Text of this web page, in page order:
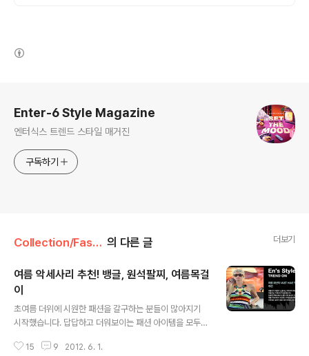
Enter-6 Style Magazine
엔터식스 트렌드 스타일 매거진
구독하기
Collection/Fashion 의 다른 글 더보기
여름 악세사리 추천! 뱅글, 원석팔찌, 여름목걸
이
초여름 더위에 시원한 패션을 갈구하는 분들이 많아지기
시작했습니다. 답답하고 더워보이는 패션 아이템을 모두
차갑게 식혀주는 센스있는 악세사리를 찾아 나서기 시작한
15 9 2012. 6. 1.